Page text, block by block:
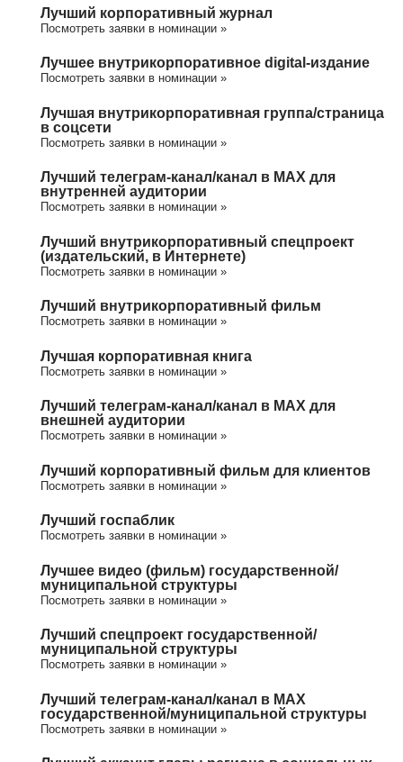
Лучший корпоративный журнал
Посмотреть заявки в номинации »
Лучшее внутрикорпоративное digital-издание
Посмотреть заявки в номинации »
Лучшая внутрикорпоративная группа/cтраница
в соцсети
Посмотреть заявки в номинации »
Лучший телеграм-канал/канал в МАХ для
внутренней аудитории
Посмотреть заявки в номинации »
Лучший внутрикорпоративный спецпроект
(издательский, в Интернете)
Посмотреть заявки в номинации »
Лучший внутрикорпоративный фильм
Посмотреть заявки в номинации »
Лучшая корпоративная книга
Посмотреть заявки в номинации »
Лучший телеграм-канал/канал в МАХ для
внешней аудитории
Посмотреть заявки в номинации »
Лучший корпоративный фильм для клиентов
Посмотреть заявки в номинации »
Лучший госпаблик
Посмотреть заявки в номинации »
Лучшее видео (фильм) государственной/
муниципальной структуры
Посмотреть заявки в номинации »
Лучший спецпроект государственной/
муниципальной структуры
Посмотреть заявки в номинации »
Лучший телеграм-канал/канал в МАХ
государственной/муниципальной структуры
Посмотреть заявки в номинации »